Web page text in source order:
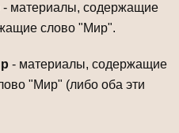
- материалы, содержащие
слово "Мир".
- материалы, содержащие
"Мир" (либо оба эти